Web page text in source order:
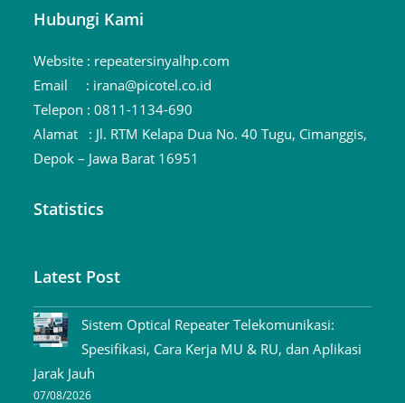
Hubungi Kami
Website : repeatersinyalhp.com
Email : irana@picotel.co.id
Telepon :0811-1134-690
Alamat : Jl. RTM Kelapa Dua No. 40 Tugu, Cimanggis,
Depok – Jawa Barat 16951
Statistics
Latest Post
Sistem Optical Repeater Telekomunikasi:
Spesifikasi, Cara Kerja MU & RU, dan Aplikasi
Jarak Jauh
07/08/2026